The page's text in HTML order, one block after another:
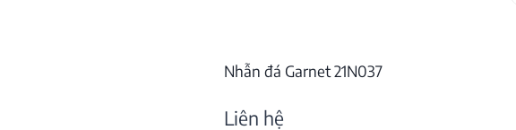
Nhẫn đá Garnet 21N037
Liên hệ